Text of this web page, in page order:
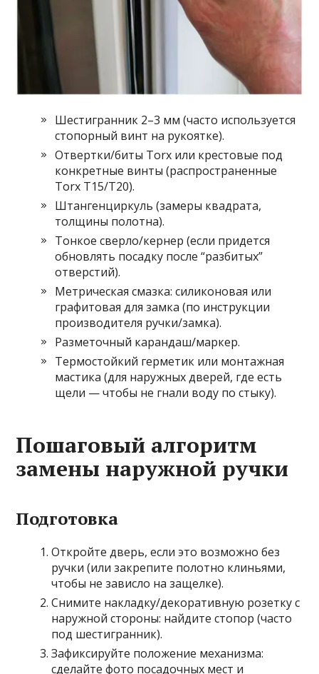
Шестигранник 2–3 мм (часто используется
стопорный винт на рукоятке).
Отвертки/биты Torx или крестовые под
конкретные винты (распространенные
Torx T15/T20).
Штангенциркуль (замеры квадрата,
толщины полотна).
Тонкое сверло/кернер (если придется
обновлять посадку после “разбитых”
отверстий).
Метрическая смазка: силиконовая или
графитовая для замка (по инструкции
производителя ручки/замка).
Разметочный карандаш/маркер.
Термостойкий герметик или монтажная
мастика (для наружных дверей, где есть
щели — чтобы не гнали воду по стыку).
Пошаговый алгоритм
замены наружной ручки
Подготовка
Откройте дверь, если это возможно без
ручки (или закрепите полотно клиньями,
чтобы не зависло на защелке).
Снимите накладку/декоративную розетку с
наружной стороны: найдите стопор (часто
под шестигранник).
Зафиксируйте положение механизма:
сделайте фото посадочных мест и